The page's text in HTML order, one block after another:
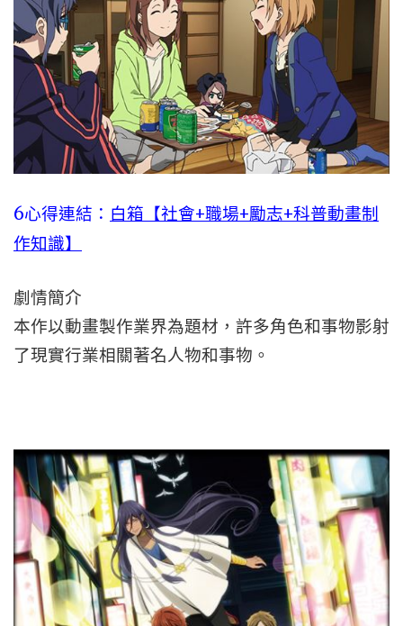
6心得連結： 白箱【社會+職場+勵志+科普動畫制
作知識】
劇情簡介
本作以動畫製作業界為題材，許多角色和事物影射
了現實行業相關著名人物和事物。